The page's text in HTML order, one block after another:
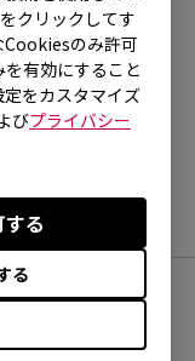
クリックしてす
Cookiesのみ許可
有効にすること
をカスタマイズ
びプライバシー
る
る
EC2-C (M),
(S), FK1 (L),
BLUE
C (XL),
FK1-B DIVINA
B (M), FK2-B
(M), FK2-C
(M), S1
S2 DIVINA
C (S), S2-DW,
？